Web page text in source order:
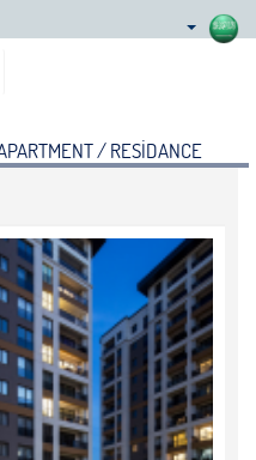
/ RESİDANCE